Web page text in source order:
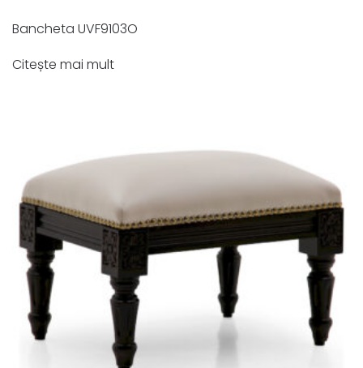
Bancheta UVF9103O
Citește mai mult